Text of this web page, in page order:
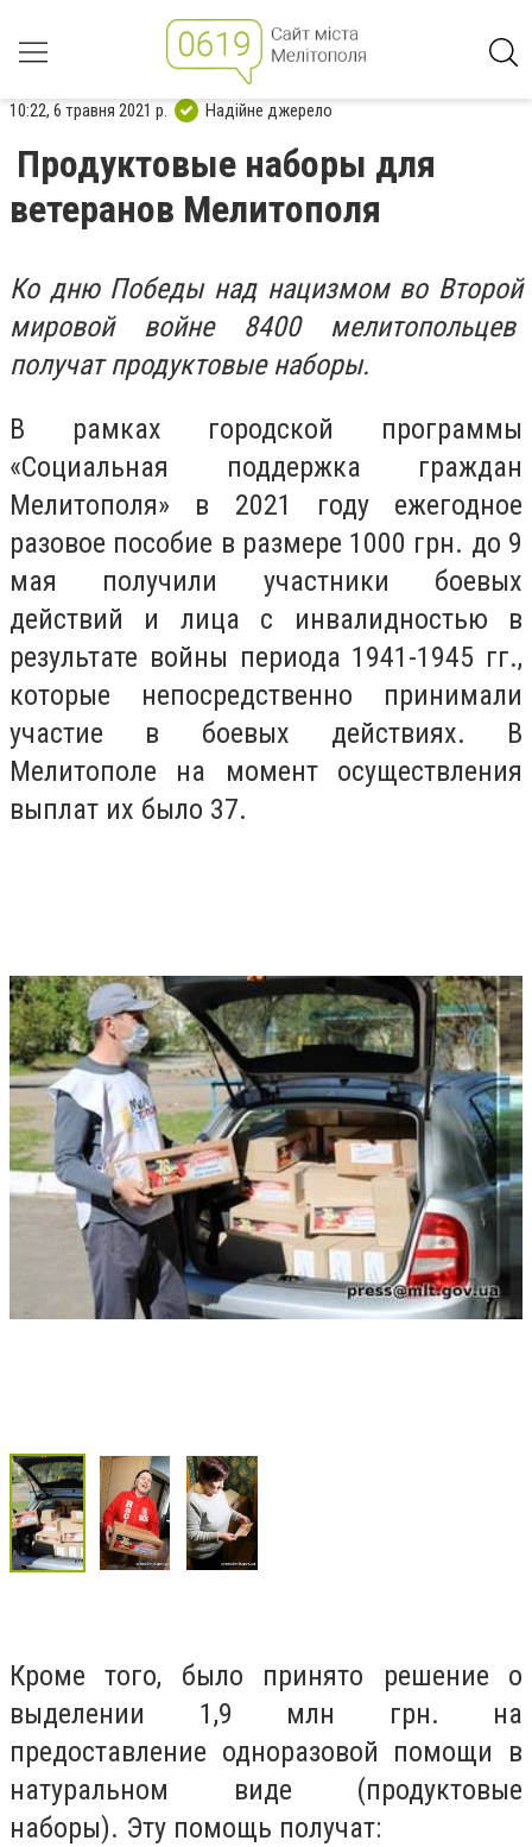
10:22, 6 травня 2021 р. Надійне джерело
Продуктовые наборы для
ветеранов Мелитополя
Ко дню Победы над нацизмом во Второй
мировой войне 8400 мелитопольцев
получат продуктовые наборы.
В рамках городской программы
«Социальная поддержка граждан
Мелитополя» в 2021 году ежегодное
разовое пособие в размере 1000 грн. до 9
мая получили участники боевых
действий и лица с инвалидностью в
результате войны периода 1941-1945 гг.,
которые непосредственно принимали
участие в боевых действиях. В
Мелитополе на момент осуществления
выплат их было 37.
Кроме того, было принято решение о
выделении 1,9 млн грн. на
предоставление одноразовой помощи в
натуральном виде (продуктовые
наборы). Эту помощь получат: